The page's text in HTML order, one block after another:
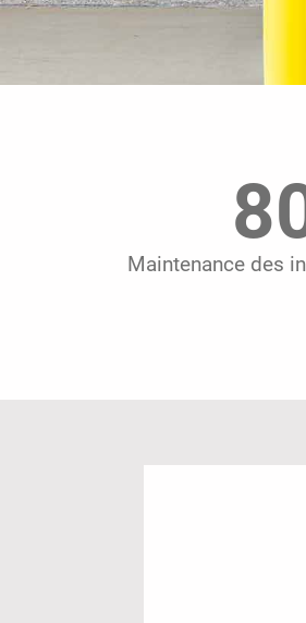
Maintenance des